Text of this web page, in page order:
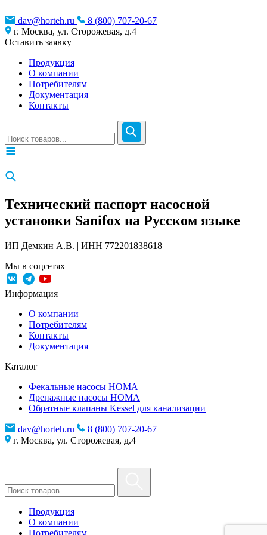
dav@horteh.ru
8 (800) 707-20-67
г. Москва, ул. Сторожевая, д.4
Оставить заявку
Продукция
О компании
Потребителям
Документация
Контакты
Технический паспорт насосной
установки Sanifox на Русском языке
ИП Демкин А.В. | ИНН 772201838618
Мы в соцсетях
Информация
О компании
Потребителям
Контакты
Документация
Каталог
Фекальные насосы HOMA
Дренажные насосы HOMA
Обратные клапаны Kessel для канализации
dav@horteh.ru
8 (800) 707-20-67
г. Москва, ул. Сторожевая, д.4
Продукция
О компании
Потребителям